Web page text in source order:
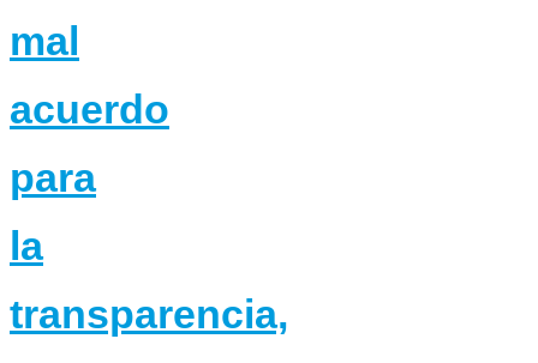
mal
acuerdo
para
la
transparencia,